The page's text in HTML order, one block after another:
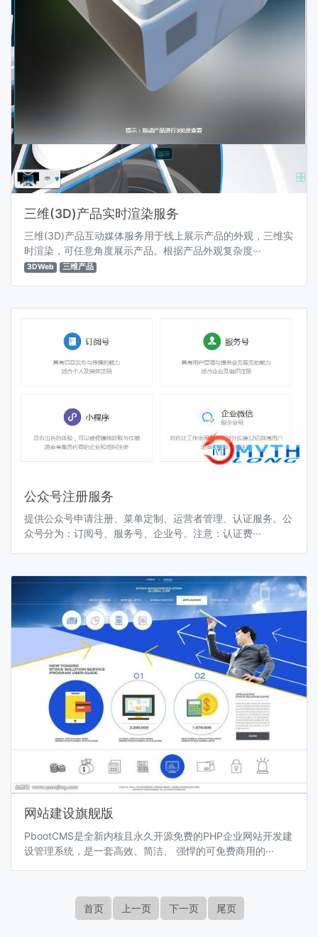
三维(3D)产品实时渲染服务
三维(3D)产品互动媒体服务用于线上展示产品的外观，三维实
时渲染，可任意角度展示产品。根据产品外观复杂度···
3DWeb 三维产品
公众号注册服务
提供公众号申请注册、菜单定制、运营者管理、认证服务。公
众号分为：订阅号、服务号、企业号。注意：认证费···
网站建设旗舰版
PbootCMS是全新内核且永久开源免费的PHP企业网站开发建
设管理系统，是一套高效、简洁、 强悍的可免费商用的···
首页 上一页 下一页 尾页